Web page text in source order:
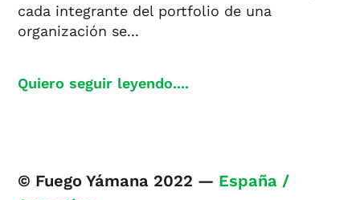
cada integrante del portfolio de una
organización se...
Quiero seguir leyendo....
© Fuego Yámana 2022 — España /